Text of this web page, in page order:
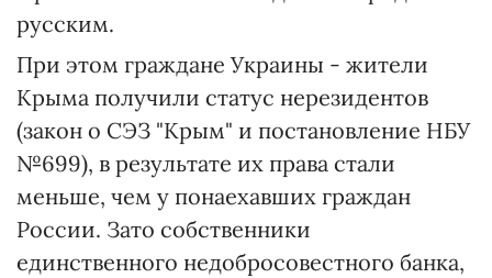
русским.
При этом граждане Украины - жители
Крыма получили статус нерезидентов
(закон о СЭЗ "Крым" и постановление НБУ
№699), в результате их права стали
меньше, чем у понаехавших граждан
России. Зато собственники
единственного недобросовестного банка,